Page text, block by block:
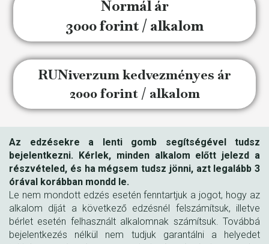
Normál ár
3000 forint / alkalom
RUNiverzum kedvezményes ár
2000 forint / alkalom
Az edzésekre a lenti gomb segítségével tudsz
bejelentkezni.
Kérlek, minden alkalom előtt jelezd a
részvételed, és ha mégsem tudsz jönni, azt legalább 3
órával korábban mondd le.
Le nem mondott edzés esetén fenntartjuk a jogot, hogy az
alkalom díját a következő edzésnél felszámítsuk, illetve
bérlet esetén felhasznált alkalomnak számítsuk. Továbbá
bejelentkezés nélkül nem tudjuk garantálni a helyedet